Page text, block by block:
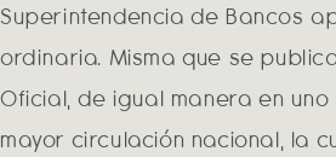
Superintendencia de Bancos
ordinaria. Misma que se
Oficial, de igual manera en
mayor circulación nacional, la